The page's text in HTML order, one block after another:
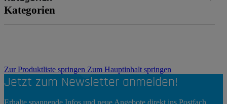
Kategorien
Zur Produktliste springen Zum Hauptinhalt springen
Jetzt zum Newsletter anmelden!